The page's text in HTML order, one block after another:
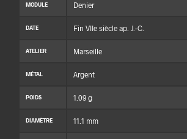
MODULE Denier
DATE Fin VIIe siècle ap. J.-C.
ATELIER Marseille
MÉTAL Argent
POIDS 1.09 g
DIAMÈTRE 11.1 mm